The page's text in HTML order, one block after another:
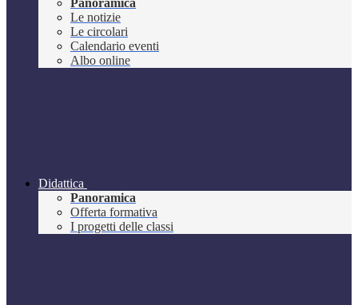
Panoramica
Le notizie
Le circolari
Calendario eventi
Albo online
Didattica
Panoramica
Offerta formativa
I progetti delle classi